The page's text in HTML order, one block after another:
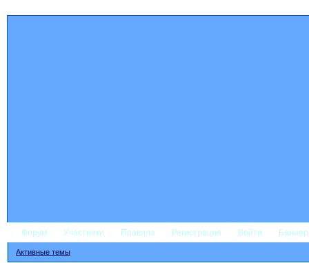
Форум Участники Правила Регистрация Войти
Активные темы